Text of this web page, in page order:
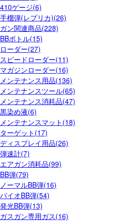
410ゲージ(6)
手榴弾(レプリカ)(26)
ガン関連商品(228)
BBボトル(15)
ローダー(27)
スピードローダー(11)
マガジンローダー(16)
メンテナンス用品(136)
メンテナンスツール(65)
メンテナンス消耗品(47)
黒染め液(6)
メンテナンスマット(18)
ターゲット(17)
ディスプレイ用品(26)
弾速計(7)
エアガン消耗品(99)
BB弾(79)
ノーマルBB弾(16)
バイオBB弾(54)
発光BB弾(13)
ガスガン専用ガス(16)